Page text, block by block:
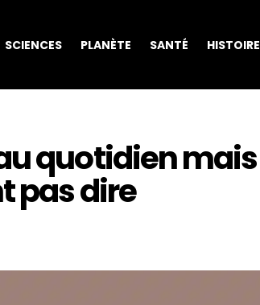
SCIENCES PLANÈTE SANTÉ HISTOIRE
quotidien mais
pas dire